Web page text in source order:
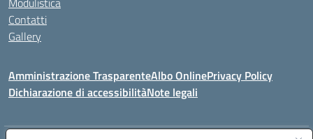
Contatti
Gallery
Amministrazione TrasparenteAlbo OnlinePrivacy Policy
Dichiarazione di accessibilitàNote legali